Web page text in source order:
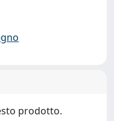
prodotto.